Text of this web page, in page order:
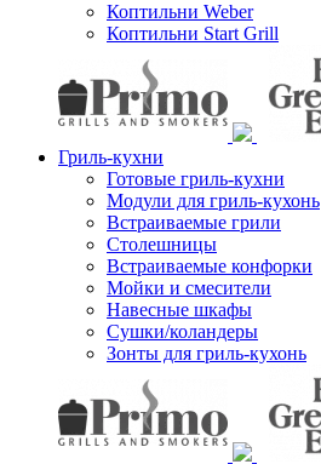
Коптильни Weber
Коптильни Start Grill
Гриль-кухни
Готовые гриль-кухни
Модули для гриль-кухонь
Встраиваемые грили
Столешницы
Встраиваемые конфорки
Мойки и смесители
Навесные шкафы
Сушки/коландеры
Зонты для гриль-кухонь